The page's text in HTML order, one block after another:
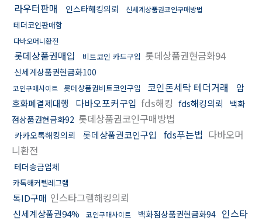
라우터판매 인스타해킹의뢰 신세계상품권코인구매방법
테더코인판매함
다바오머니환전
롯데상품권매입 비트코인 카드구입 롯데상품권현금화94
신세계상품권현금화100
코인구매사이트 롯데상품권비트코인구입 코인돈세탁 테더거래
암
호화폐결제대행
다바오포커구입 fds해킹 fds해킹의뢰
백화
점상품권현금화92 롯데상품권코인구매방법
카카오톡해킹의뢰 롯데상품권코인구입 fds푸는법 다바오머
니환전
테더송금업체
카톡해커텔레그램
톡ID구매 인스타그램해킹의뢰
신세계상품권94% 코인구매사이트 백화점상품권현금화94 인스타